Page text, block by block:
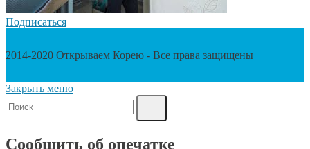
Подписаться
2014-2020 Открываем Корею - Все права защищены
Закрыть меню
Сообщить об опечатке